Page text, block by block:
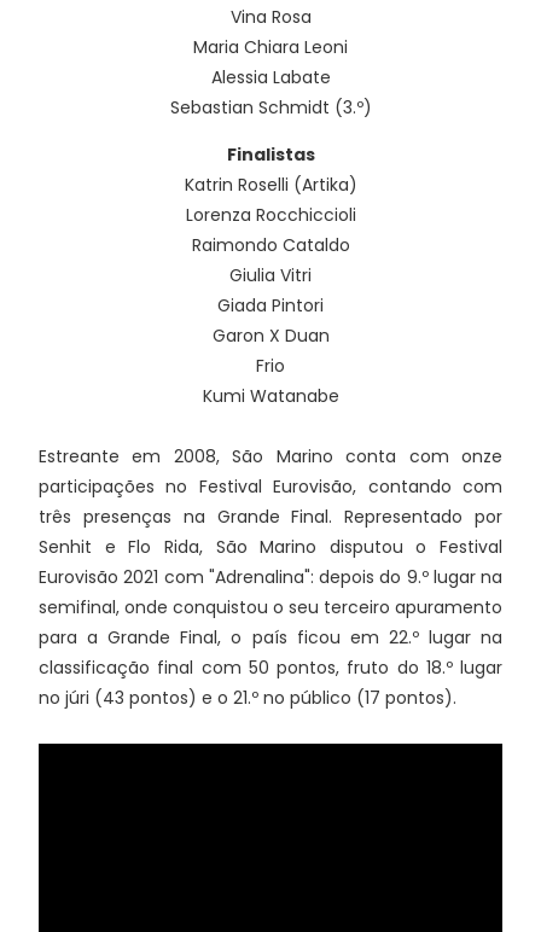
Vina Rosa
Maria Chiara Leoni
Alessia Labate
Sebastian Schmidt (3.º)
Finalistas
Katrin Roselli (Artika)
Lorenza Rocchiccioli
Raimondo Cataldo
Giulia Vitri
Giada Pintori
Garon X Duan
Frio
Kumi Watanabe
Estreante em 2008, São Marino conta com onze
participações no Festival Eurovisão, contando com
três presenças na Grande Final. Representado por
Senhit e Flo Rida, São Marino disputou o Festival
Eurovisão 2021 com "Adrenalina": depois do 9.º lugar na
semifinal, onde conquistou o seu terceiro apuramento
para a Grande Final, o país ficou em 22.º lugar na
classificação final com 50 pontos, fruto do 18.º lugar
no júri (43 pontos) e o 21.º no público (17 pontos).